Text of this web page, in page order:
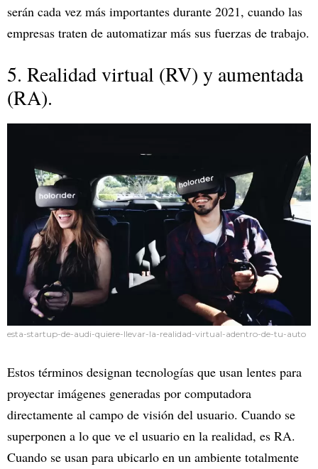
serán cada vez más importantes durante 2021, cuando las
empresas traten de automatizar más sus fuerzas de trabajo.
5. Realidad virtual (RV) y aumentada
(RA).
esta-startup-de-audi-quiere-llevar-la-realidad-virtual-adentro-de-tu-auto
Estos términos designan tecnologías que usan lentes para
proyectar imágenes generadas por computadora
directamente al campo de visión del usuario. Cuando se
superponen a lo que ve el usuario en la realidad, es RA.
Cuando se usan para ubicarlo en un ambiente totalmente